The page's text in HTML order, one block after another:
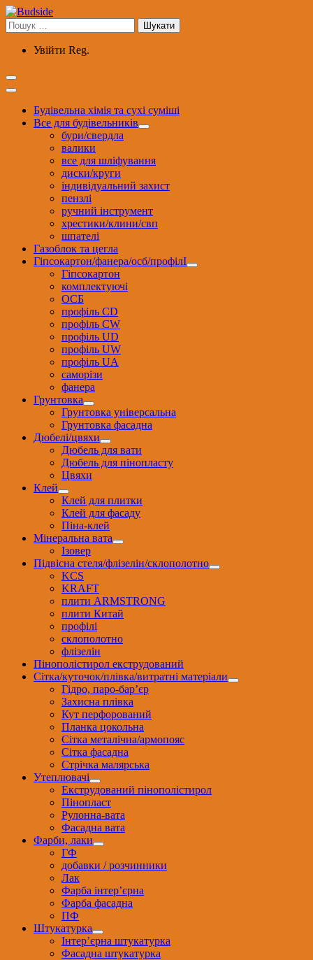
Перейти
до
вмісту
Пошук:
Увійти Reg.
Будівельна хімія та сухі суміші
Все для будівельників
бури/свердла
валики
все для шліфування
диски/круги
індивідуальний захист
пензлі
ручний інструмент
хрестики/клини/свп
шпателі
Газоблок та цегла
Гіпсокартон/фанера/осб/профілІ
Гіпсокартон
комплектуючі
ОСБ
профіль CD
профіль CW
профіль UD
профіль UW
профіль UА
саморізи
фанера
Грунтовка
Грунтовка універсальна
Грунтовка фасадна
Дюбелі/цвяхи
Дюбель для вати
Дюбель для пінопласту
Цвяхи
Клей
Клей для плитки
Клей для фасаду
Піна-клей
Мінеральна вата
Ізовер
Підвісна стеля/флізелін/склополотно
KCS
KRAFT
плити ARMSTRONG
плити Китай
профілі
склополотно
флізелін
Пінополістирол екструдований
Сітка/куточок/плівка/витратні матеріали
Гідро, паро-бар’єр
Захисна плівка
Кут перфорований
Планка цокольна
Сітка металічна/армопояс
Сітка фасадна
Стрічка малярська
Утеплювачі
Екструдований пінополістирол
Пінопласт
Рулонна-вата
Фасадна вата
Фарби, лаки
ГФ
добавки / розчинники
Лак
Фарба інтер’єрна
Фарба фасадна
ПФ
Штукатурка
Інтер’єрна штукатурка
Фасадна штукатурка